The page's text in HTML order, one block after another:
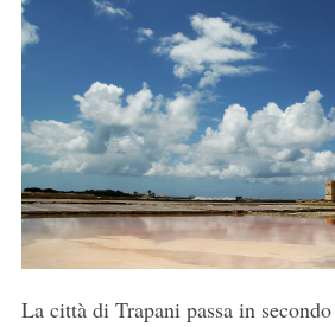
La città di Trapani passa in